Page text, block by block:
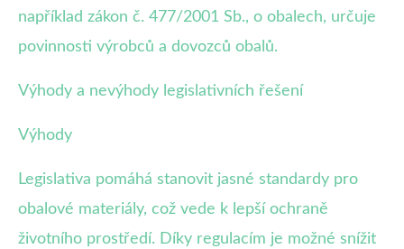
například zákon č. 477/2001 Sb., o obalech, určuje
povinnosti výrobců a dovozců obalů.
Výhody a nevýhody legislativních řešení
Výhody
Legislativa pomáhá stanovit jasné standardy pro
obalové materiály, což vede k lepší ochraně
životního prostředí. Díky regulacím je možné snížit